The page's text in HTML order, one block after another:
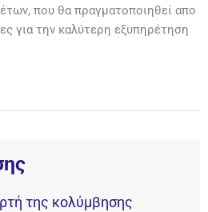
που θα πραγματοποιηθεί απο
για την καλύτερη εξυπηρέτηση
της κολύμβησης